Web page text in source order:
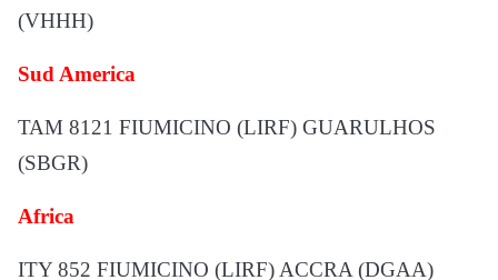
(VHHH)
Sud America
TAM 8121 FIUMICINO (LIRF) GUARULHOS
(SBGR)
Africa
ITY 852 FIUMICINO (LIRF) ACCRA (DGAA)